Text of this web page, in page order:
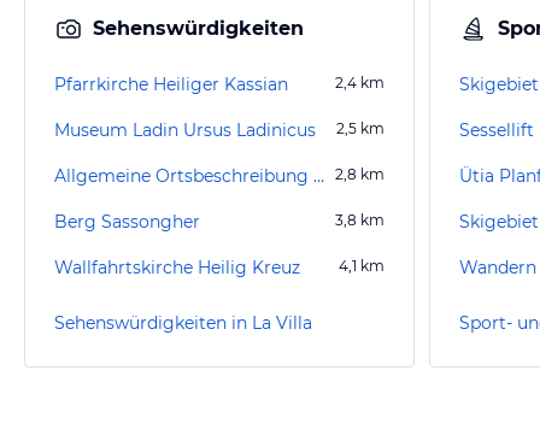
Sehenswürdigkeiten
Pfarrkirche Heiliger Kassian 2,4 km
Museum Ladin Ursus Ladinicus 2,5 km
Allgemeine Ortsbeschreibung San Cassiano 2,8 km
Berg Sassongher 3,8 km
Wallfahrtskirche Heilig Kreuz 4,1 km
Sehenswürdigkeiten in La Villa
Sessellift
Ütia
Skigebiet
Sport-